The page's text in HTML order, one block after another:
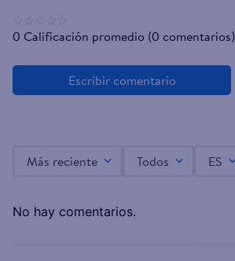
0 Calificación promedio (0 comentarios)
Más reciente Todos ES
No hay comentarios.